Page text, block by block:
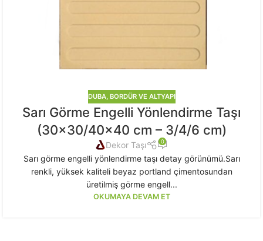
DUBA, BORDÜR VE ALTYAPI
Sarı Görme Engelli Yönlendirme Taşı
(30×30/40×40 cm – 3/4/6 cm)
Dekor Taşı 0
Sarı görme engelli yönlendirme taşı detay görünümü.Sarı
renkli, yüksek kaliteli beyaz portland çimentosundan
üretilmiş görme engell...
OKUMAYA DEVAM ET